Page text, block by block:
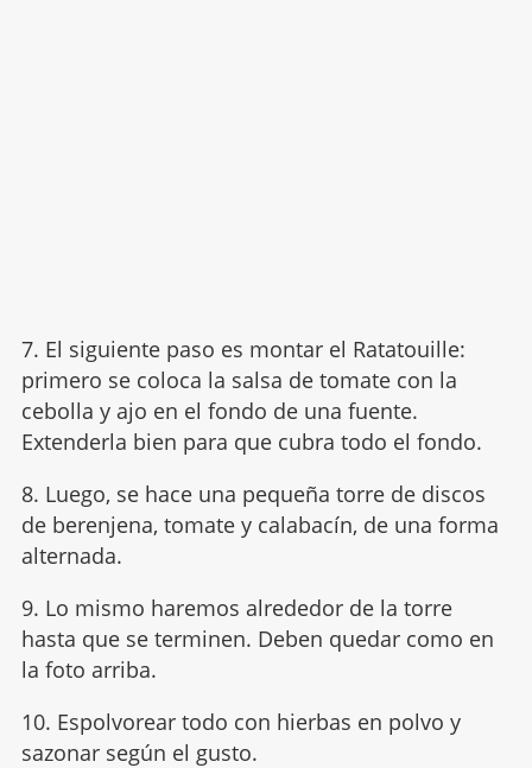
7. El siguiente paso es montar el Ratatouille:
primero se coloca la salsa de tomate con la
cebolla y ajo en el fondo de una fuente.
Extenderla bien para que cubra todo el fondo.
8. Luego, se hace una pequeña torre de discos
de berenjena, tomate y calabacín, de una forma
alternada.
9. Lo mismo haremos alrededor de la torre
hasta que se terminen. Deben quedar como en
la foto arriba.
10. Espolvorear todo con hierbas en polvo y
sazonar según el gusto.